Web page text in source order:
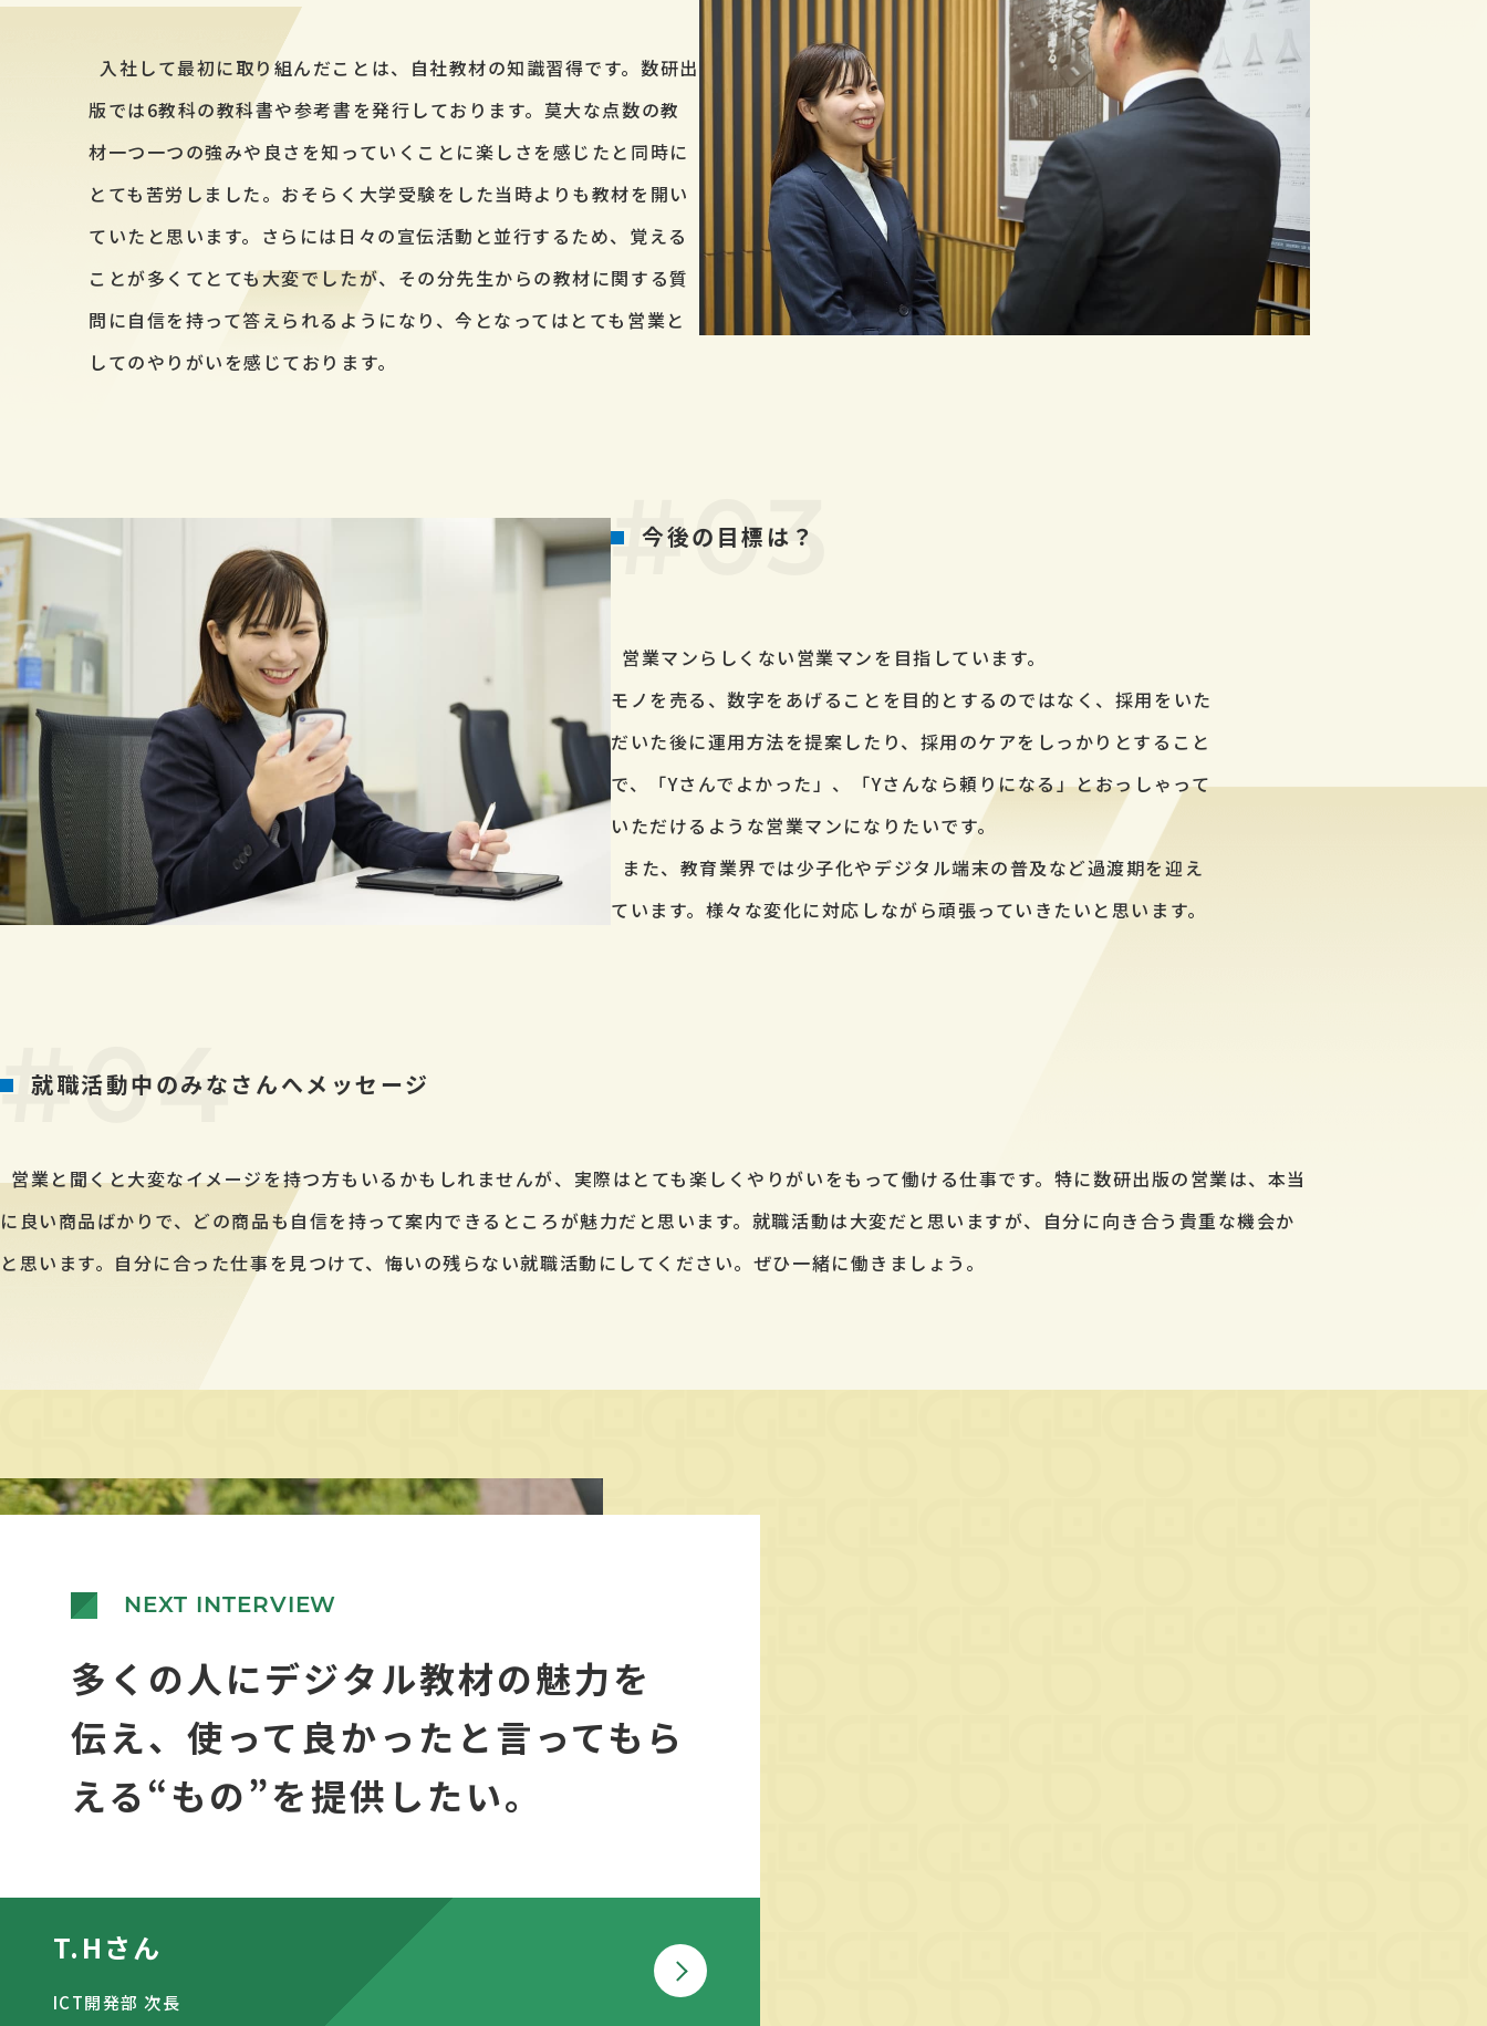
入社して最初に取り組んだことは、自社教材の知識習得です。数研出
版では6教科の教科書や参考書を発行しております。莫大な点数の教
材一つ一つの強みや良さを知っていくことに楽しさを感じたと同時に
とても苦労しました。おそらく大学受験をした当時よりも教材を開い
ていたと思います。さらには日々の宣伝活動と並行するため、覚える
ことが多くてとても大変でしたが、その分先生からの教材に関する質
問に自信を持って答えられるようになり、今となってはとても営業と
してのやりがいを感じております。
今後の目標は？
営業マンらしくない営業マンを目指しています。
モノを売る、数字をあげることを目的とするのではなく、採用をいた
だいた後に運用方法を提案したり、採用のケアをしっかりとすること
で、「Yさんでよかった」、「Yさんなら頼りになる」とおっしゃって
いただけるような営業マンになりたいです。
また、教育業界では少子化やデジタル端末の普及など過渡期を迎え
ています。様々な変化に対応しながら頑張っていきたいと思います。
就職活動中のみなさんへメッセージ
営業と聞くと大変なイメージを持つ方もいるかもしれませんが、実際はとても楽しくやりがいをもって働ける仕事です。特に数研出版の営業は、本当
に良い商品ばかりで、どの商品も自信を持って案内できるところが魅力だと思います。就職活動は大変だと思いますが、自分に向き合う貴重な機会か
と思います。自分に合った仕事を見つけて、悔いの残らない就職活動にしてください。ぜひ一緒に働きましょう。
NEXT INTERVIEW
多くの人にデジタル教材の魅力を
伝え、使って良かったと言ってもら
える“もの”を提供したい。
T.Hさん
ICT開発部 次長